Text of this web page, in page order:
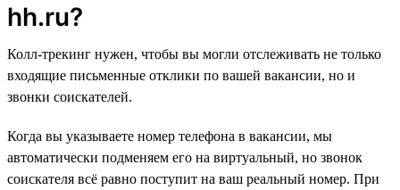
hh.ru?
Колл-трекинг нужен, чтобы вы могли отслеживать не только
входящие письменные отклики по вашей вакансии, но и
звонки соискателей.
Когда вы указываете номер телефона в вакансии, мы
автоматически подменяем его на виртуальный, но звонок
соискателя всё равно поступит на ваш реальный номер. При